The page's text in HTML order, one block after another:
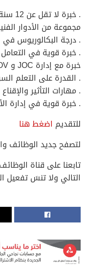
.
مجموعة من الأدوار
. درجة البكالوريوس
. خبرة قوية في
خبرة مع إدارة JOC و NOV.
. القدرة على التعلم
. مهارات التأثير
. خبرة قوية في إدارة
للتقديم اضغط هنا
لتصفح جديد الوظائف
تابعنا على قناة
التالي ولا تنسَ تفعيل